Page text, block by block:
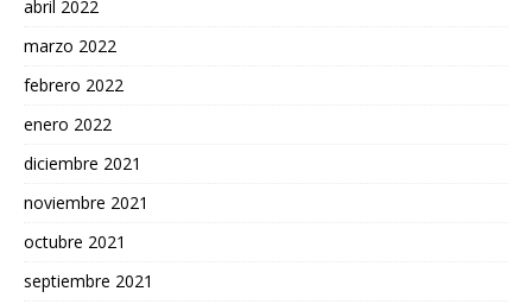
abril 2022
marzo 2022
febrero 2022
enero 2022
diciembre 2021
noviembre 2021
octubre 2021
septiembre 2021